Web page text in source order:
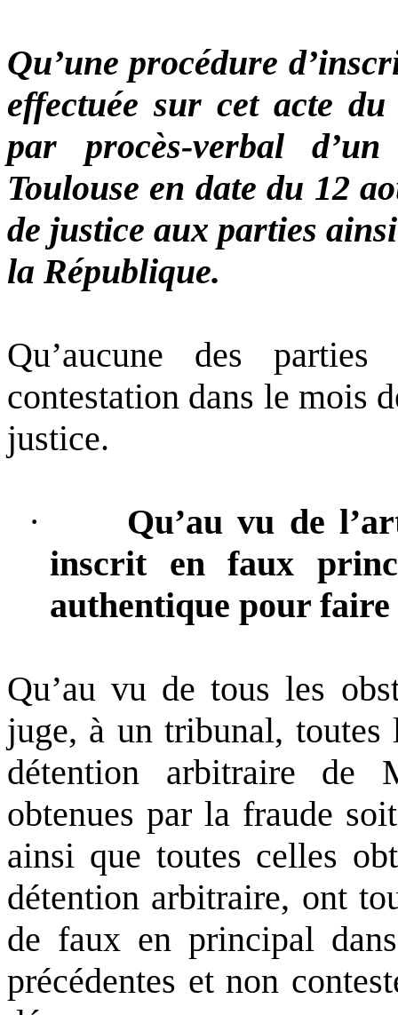
Qu’une procédure
effectuée sur cet acte
par procès-verbal
Toulouse en date du 12
de justice aux parties
la République.
Qu’aucune des
contestation dans le mois
justice.
·
Qu’au vu de
inscrit en faux
authentique pour
Qu’au vu de tous les
juge, à un tribunal, toutes
détention arbitraire de
obtenues par la fraude
ainsi que toutes celles
détention arbitraire, ont
de faux en principal
précédentes et non